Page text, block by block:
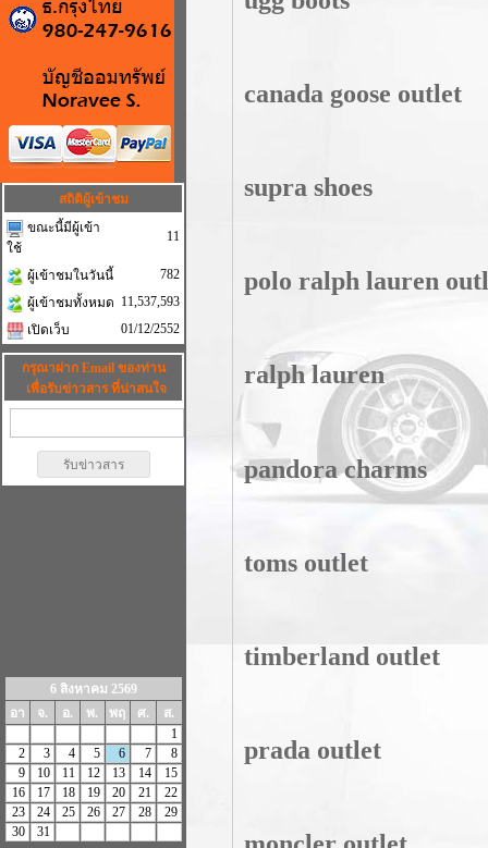
สถิติผู้เข้าชม
ขณะนี้มีผู้เข้า
ใช้
11
ผู้เข้าชมในวันนี้
782
ผู้เข้าชมทั้งหมด 11,537,593
เปิดเว็บ
01/12/2552
กรุณาฝาก Email ของท่าน
เพื่อรับข่าวสาร ที่น่าสนใจ
6 สิงหาคม 2569
อา
จ. อ. พ. พฤ ศ.
ส.
1
2
3 4 5 6 7
8
9
10 11 12 13 14
15
16
17 18 19 20 21
22
23
24 25 26 27 28
29
30
31
canada goose outlet
supra shoes
polo ralph lauren
ralph lauren
pandora charms
toms outlet
timberland outlet
prada outlet